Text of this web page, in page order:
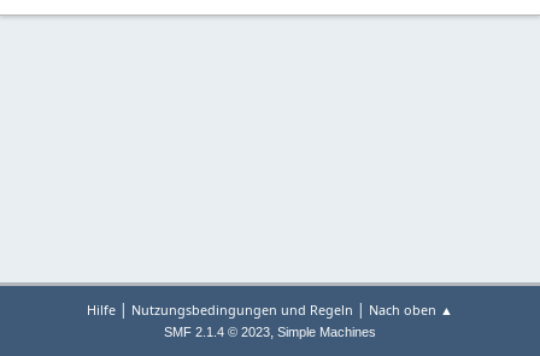
Hilfe | Nutzungsbedingungen und Regeln | Nach oben ▲
SMF 2.1.4 © 2023, Simple Machines